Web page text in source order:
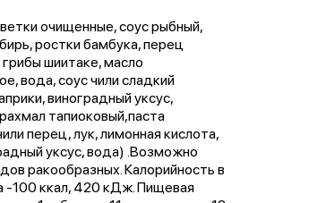
очищенные, соус рыбный,
ростки бамбука, перец
грибы шиитаке, масло
вода, соус чили сладкий
виноградный уксус,
тапиоковый,паста
перец, лук, лимонная кислота,
уксус, вода) .Возможно
ракообразных. Калорийность в
-100 ккал, 420 кДж. Пищевая